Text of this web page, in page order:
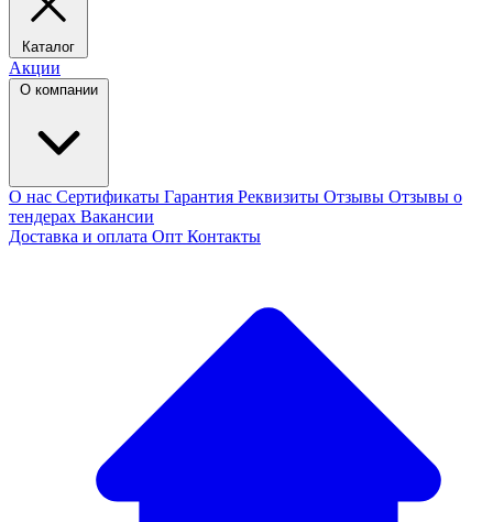
Каталог
Акции
О компании
О нас Сертификаты Гарантия Реквизиты Отзывы Отзывы о
тендерах Вакансии
Доставка и оплата Опт Контакты